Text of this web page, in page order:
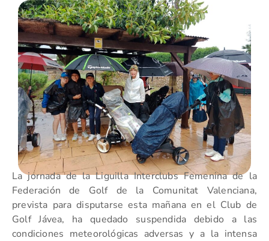
La jornada de la Liguilla Interclubs Femenina de la
Federación de Golf de la Comunitat Valenciana,
prevista para disputarse esta mañana en el Club de
Golf Jávea, ha quedado suspendida debido a las
condiciones meteorológicas adversas y a la intensa